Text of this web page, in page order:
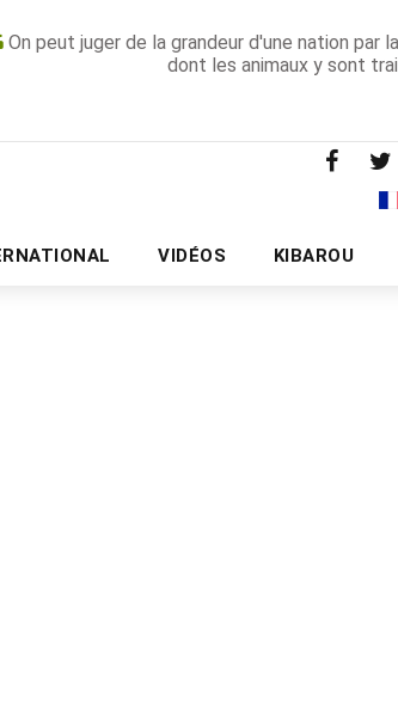
On peut juger de la grandeur d'une nation par
dont les animaux y sont
VIDÉOS KIBAROU